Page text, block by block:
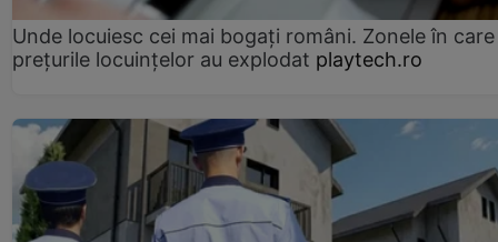
Unde locuiesc cei mai bogați români. Zonele în care
prețurile locuințelor au explodat playtech.ro